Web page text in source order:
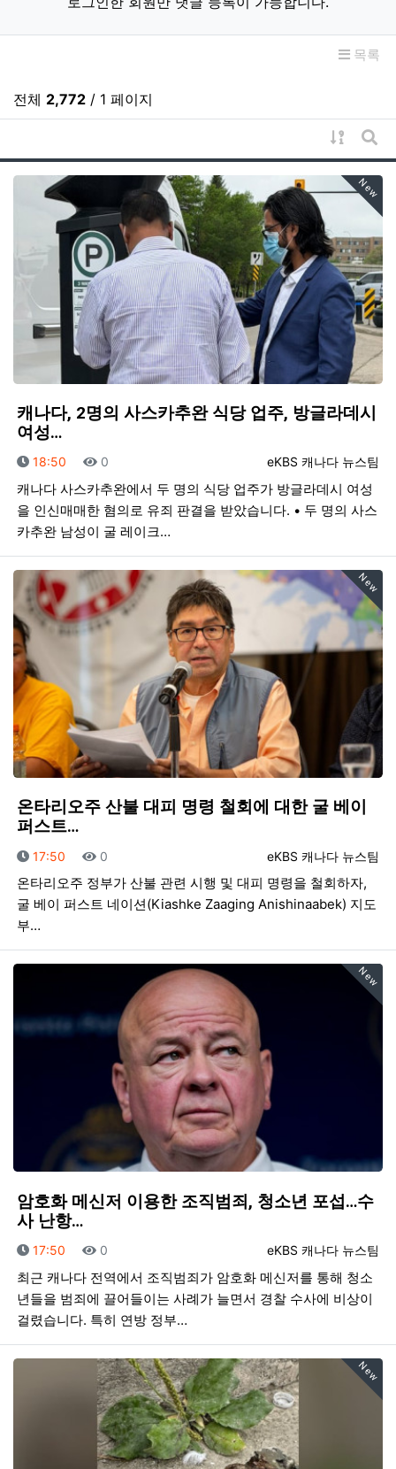
목록
전체 2,772 / 1 페이지
게시물
게
New
캐나다, 2명의 사스카추완 식당 업주, 방글라데시
여성…
등록자
eKBS 캐나다 뉴스팀
등록일
18:50 조회
0
캐나다 사스카추완에서 두 명의 식당 업주가 방글라데시 여성
을 인신매매한 혐의로 유죄 판결을 받았습니다. • 두 명의 사스
카추완 남성이 굴 레이크…
New
온타리오주 산불 대피 명령 철회에 대한 굴 베이
퍼스트…
등록자
eKBS 캐나다 뉴스팀
등록일
17:50 조회
0
온타리오주 정부가 산불 관련 시행 및 대피 명령을 철회하자,
굴 베이 퍼스트 네이션(Kiashke Zaaging Anishinaabek) 지도
부…
New
암호화 메신저 이용한 조직범죄, 청소년 포섭…수
사 난항…
등록자
eKBS 캐나다 뉴스팀
등록일
17:50 조회
0
최근 캐나다 전역에서 조직범죄가 암호화 메신저를 통해 청소
년들을 범죄에 끌어들이는 사례가 늘면서 경찰 수사에 비상이
걸렸습니다. 특히 연방 정부…
New